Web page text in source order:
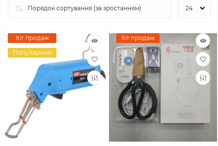
Хіт продаж
Популярний
Хіт продаж